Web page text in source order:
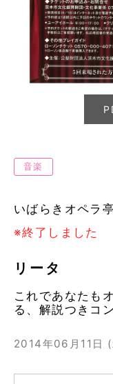
音楽
いばらきオペラ
※終了しました
リータ
これであなたも
る、解説つきコ
2014年06月11日